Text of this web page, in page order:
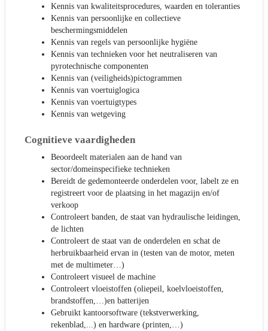
Kennis van kwaliteitsprocedures, waarden en toleranties
Kennis van persoonlijke en collectieve
beschermingsmiddelen
Kennis van regels van persoonlijke hygiëne
Kennis van technieken voor het neutraliseren van
pyrotechnische componenten
Kennis van (veiligheids)pictogrammen
Kennis van voertuiglogica
Kennis van voertuigtypes
Kennis van wetgeving
Cognitieve vaardigheden
Beoordeelt materialen aan de hand van
sector/domeinspecifieke technieken
Bereidt de gedemonteerde onderdelen voor, labelt ze en
registreert voor de plaatsing in het magazijn en/of
verkoop
Controleert banden, de staat van hydraulische leidingen,
de lichten
Controleert de staat van de onderdelen en schat de
herbruikbaarheid ervan in (testen van de motor, meten
met de multimeter…)
Controleert visueel de machine
Controleert vloeistoffen (oliepeil, koelvloeistoffen,
brandstoffen,…)en batterijen
Gebruikt kantoorsoftware (tekstverwerking,
rekenblad,...) en hardware (printen,…)